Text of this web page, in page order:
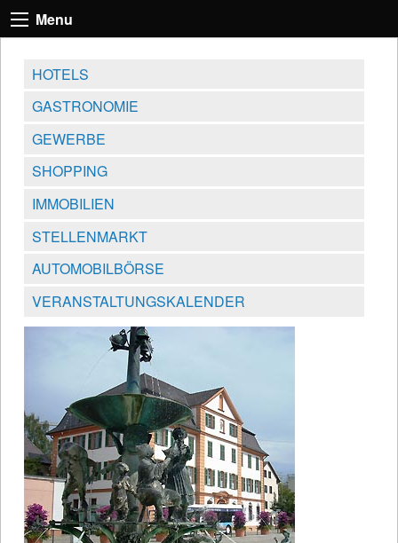
Menu
HOTELS
GASTRONOMIE
GEWERBE
SHOPPING
IMMOBILIEN
STELLENMARKT
AUTOMOBILBÖRSE
VERANSTALTUNGSKALENDER